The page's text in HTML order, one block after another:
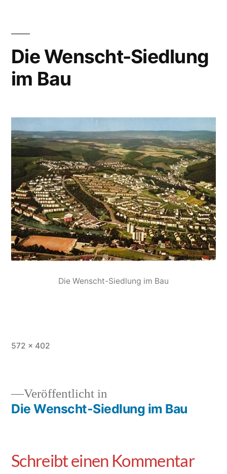
Die Wenscht-Siedlung
im Bau
Die Wenscht-Siedlung im Bau
572 × 402
Veröffentlicht in
Die Wenscht-Siedlung im Bau